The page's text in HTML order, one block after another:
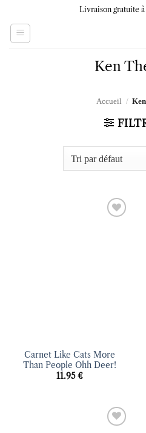
content
Livraison gratuite
Ken
Accueil /
Carnet Like Cats More
Than People Ohh Deer!
11.95€